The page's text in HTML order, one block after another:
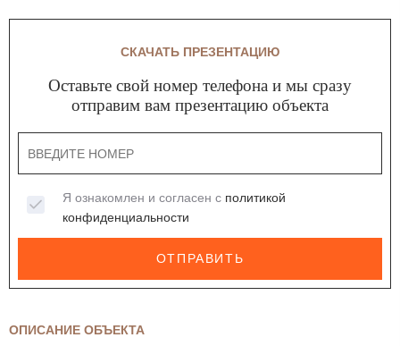
ОПИСАНИЕ ОБЪЕКТА
СКАЧАТЬ ПРЕЗЕНТАЦИЮ
Оставьте свой номер телефона и мы сразу
отправим вам презентацию объекта
Я ознакомлен и согласен с политикой
конфиденциальности
ОТПРАВИТЬ